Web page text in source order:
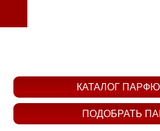
ПОДОБРАТЬ
КАТАЛОГ